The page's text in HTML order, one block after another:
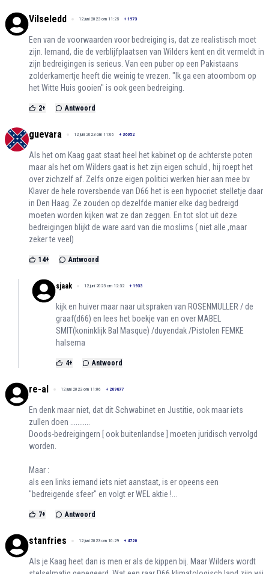
Vilseledd 12 juni 2023 om 11:25 + 1973
Een van de voorwaarden voor bedreiging is, dat ze realistisch moet
zijn. Iemand, die de verblijfplaatsen van Wilders kent en dit vermeldt in
zijn bedreigingen is serieus. Van een puber op een Pakistaans
zolderkamertje heeft die weinig te vrezen. "Ik ga een atoombom op
het Witte Huis gooien" is ook geen bedreiging.
2+ Antwoord
guevara 12 juni 2023 om 11:06 + 36052
Als het om Kaag gaat staat heel het kabinet op de achterste poten
maar als het om Wilders gaat is het zijn eigen schuld , hij roept het
over zichzelf af. Zelfs onze eigen politici werken hier aan mee bv
Klaver de hele roversbende van D66 het is een hypocriet stelletje daar
in Den Haag. Ze zouden op dezelfde manier elke dag bedreigd
moeten worden kijken wat ze dan zeggen. En tot slot uit deze
bedreigingen blijkt de ware aard van die moslims ( niet alle ,maar
zeker te veel)
14+ Antwoord
sjaak 12 juni 2023 om 12:32 + 1933
kijk en huiver maar naar uitspraken van ROSENMULLER / de
graaf(d66) en lees het boekje van en over MABEL
SMIT(koninklijk Bal Masque) /duyendak /Pistolen FEMKE
halsema
4+ Antwoord
re-al 12 juni 2023 om 11:06 + 209877
En denk maar niet, dat dit Schwabinet en Justitie, ook maar iets
zullen doen ...........
Doods-bedreigingern [ ook buitenlandse ] moeten juridisch vervolgd
worden.
Maar :
als een links iemand iets niet aanstaat, is er opeens een
"bedreigende sfeer" en volgt er WEL aktie !...
7+ Antwoord
stanfries 12 juni 2023 om 10:29 + 4720
Als je Kaag heet dan is men er als de kippen bij. Maar Wilders wordt